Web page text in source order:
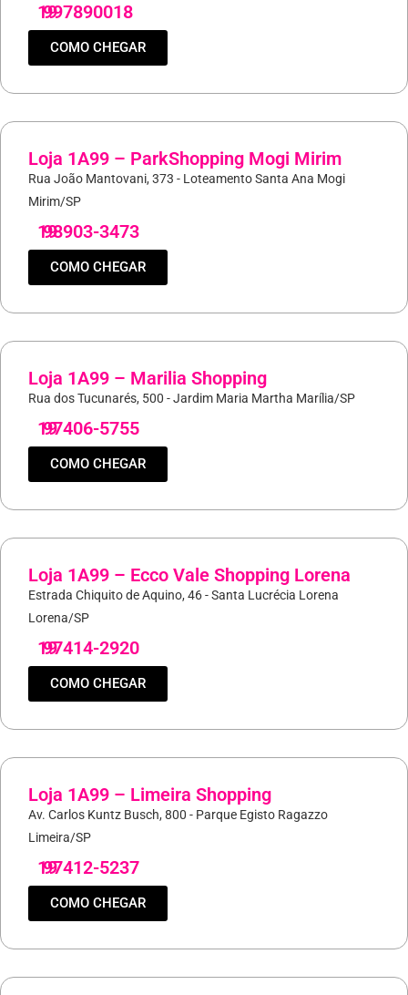
19
997890018
COMO CHEGAR
Loja 1A99 – ParkShopping Mogi Mirim
Rua João Mantovani, 373 - Loteamento Santa Ana Mogi
Mirim/SP
19
98903-3473
COMO CHEGAR
Loja 1A99 – Marilia Shopping
Rua dos Tucunarés, 500 - Jardim Maria Martha Marília/SP
19
97406-5755
COMO CHEGAR
Loja 1A99 – Ecco Vale Shopping Lorena
Estrada Chiquito de Aquino, 46 - Santa Lucrécia Lorena
Lorena/SP
19
97414-2920
COMO CHEGAR
Loja 1A99 – Limeira Shopping
Av. Carlos Kuntz Busch, 800 - Parque Egisto Ragazzo
Limeira/SP
19
97412-5237
COMO CHEGAR